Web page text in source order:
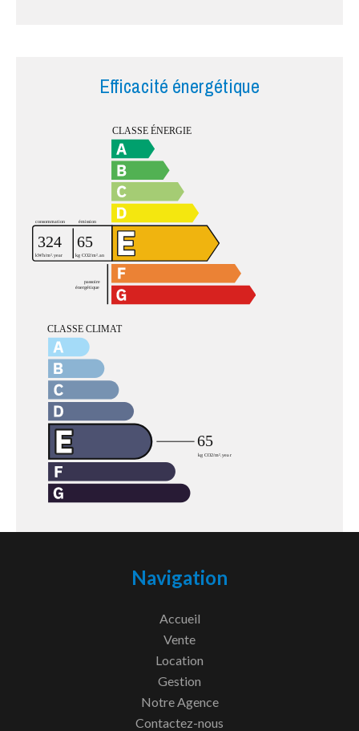
Efficacité énergétique
Navigation
Accueil
Vente
Location
Gestion
Notre Agence
Contactez-nous